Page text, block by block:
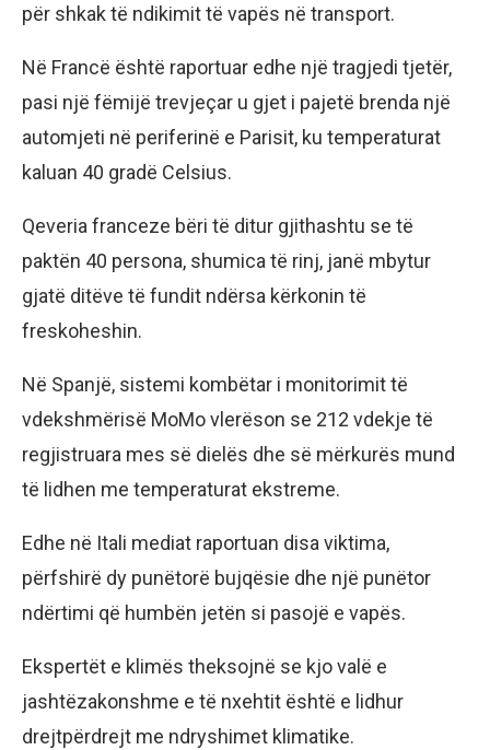
për shkak të ndikimit të vapës në transport.
Në Francë është raportuar edhe një tragjedi tjetër,
pasi një fëmijë trevjeçar u gjet i pajetë brenda një
automjeti në periferinë e Parisit, ku temperaturat
kaluan 40 gradë Celsius.
Qeveria franceze bëri të ditur gjithashtu se të
paktën 40 persona, shumica të rinj, janë mbytur
gjatë ditëve të fundit ndërsa kërkonin të
freskoheshin.
Në Spanjë, sistemi kombëtar i monitorimit të
vdekshmërisë MoMo vlerëson se 212 vdekje të
regjistruara mes së dielës dhe së mërkurës mund
të lidhen me temperaturat ekstreme.
Edhe në Itali mediat raportuan disa viktima,
përfshirë dy punëtorë bujqësie dhe një punëtor
ndërtimi që humbën jetën si pasojë e vapës.
Ekspertët e klimës theksojnë se kjo valë e
jashtëzakonshme e të nxehtit është e lidhur
drejtpërdrejt me ndryshimet klimatike.